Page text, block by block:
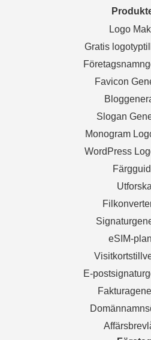
Logo
Gratis
Favicon
Slogan
Monogram
WordPress
Utforska
eSIM-
E-